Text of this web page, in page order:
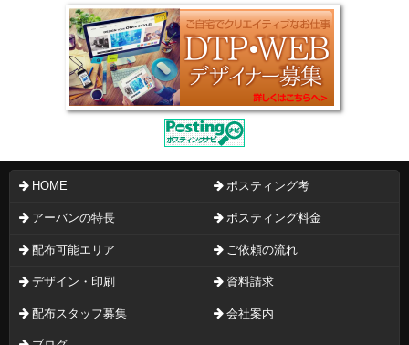
HOME ポスティング考
アーバンの特長 ポスティング料金
配布可能エリア ご依頼の流れ
デザイン・印刷 資料請求
配布スタッフ募集 会社案内